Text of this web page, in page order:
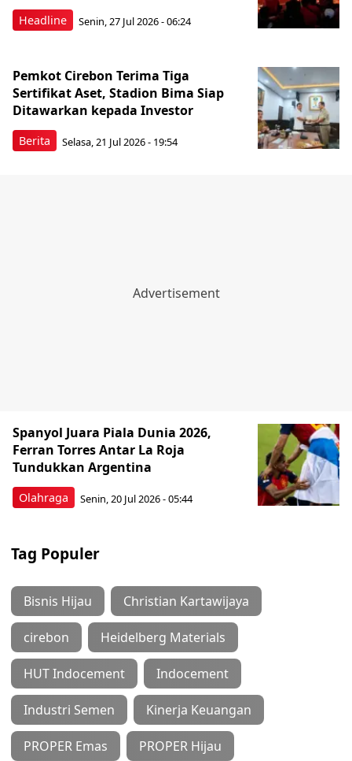
Headline Senin, 27 Jul 2026 - 06:24
Berita
Pemkot Cirebon Terima Tiga
Sertifikat Aset, Stadion Bima Siap
Ditawarkan kepada Investor
Selasa, 21 Jul 2026 - 19:54
Olahraga
Spanyol Juara Piala Dunia 2026,
Ferran Torres Antar La Roja
Tundukkan Argentina
Senin, 20 Jul 2026 - 05:44
Tag Populer
Bisnis Hijau Christian Kartawijaya
cirebon Heidelberg Materials
HUT Indocement Indocement
Industri Semen Kinerja Keuangan
PROPER Emas PROPER Hijau